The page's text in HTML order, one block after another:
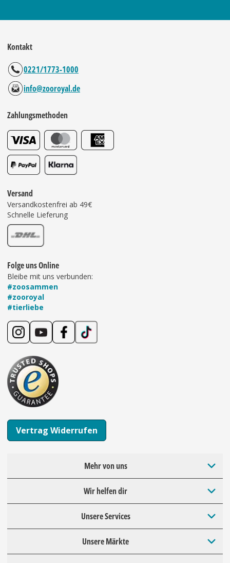
Kontakt
0221/1773-1000
info@zooroyal.de
Zahlungsmethoden
Versand
Versandkostenfrei ab 49€
Schnelle Lieferung
Folge uns Online
Bleibe mit uns verbunden:
#zoosammen
#zooroyal
#tierliebe
Vertrag Widerrufen
Mehr von uns
Wir helfen dir
Unsere Services
Unsere Märkte